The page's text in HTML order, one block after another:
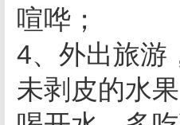
喧哗；
4、外出旅游
未剥皮的水